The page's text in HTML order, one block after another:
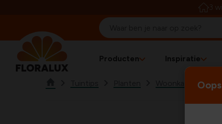
3
Producten Inspiratie